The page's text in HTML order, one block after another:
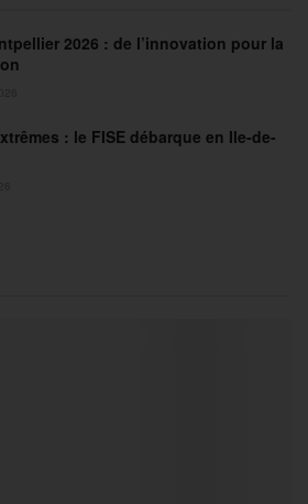
2026 : de l’innovation pour la
: le FISE débarque en Ile-de-